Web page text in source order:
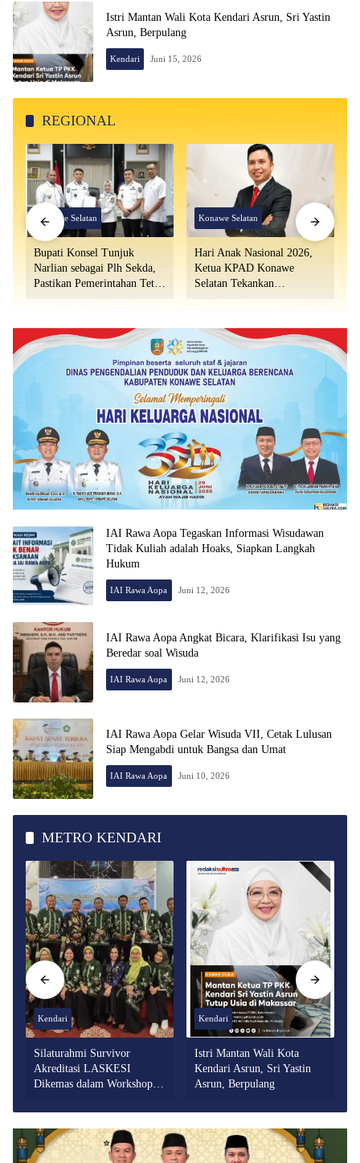
Istri Mantan Wali Kota Kendari Asrun, Sri Yastin
Asrun, Berpulang
Kendari Juni 15, 2026
REGIONAL
Konawe Selatan
Bupati Konsel Tunjuk
Narlian sebagai Plh Sekda,
Pastikan Pemerintahan Tetap
Konawe Selatan
Hari Anak Nasional 2026,
Ketua KPAD Konawe
Selatan Tekankan
IAI Rawa Aopa Tegaskan Informasi Wisudawan
Tidak Kuliah adalah Hoaks, Siapkan Langkah
Hukum
IAI Rawa Aopa Juni 12, 2026
IAI Rawa Aopa Angkat Bicara, Klarifikasi Isu yang
Beredar soal Wisuda
IAI Rawa Aopa Juni 12, 2026
IAI Rawa Aopa Gelar Wisuda VII, Cetak Lulusan
Siap Mengabdi untuk Bangsa dan Umat
IAI Rawa Aopa Juni 10, 2026
METRO KENDARI
Kendari
Silaturahmi Survivor
Akreditasi LASKESI
Dikemas dalam Workshop
Fasyankes
Kendari
Istri Mantan Wali Kota
Kendari Asrun, Sri Yastin
Asrun, Berpulang